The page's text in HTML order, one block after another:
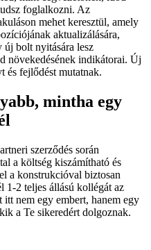
foglalkozni. Az
mehet keresztül, amely
aktualizálására,
új bolt nyitására lesz
növekedésének indikátorai. Új
és fejlődést mutatnak.
mintha egy
szerződés során
a költség kiszámítható és
a konstrukcióval biztosan
1-2 teljes állású kollégát az
nem egy embert, hanem egy
a Te sikeredért dolgoznak.